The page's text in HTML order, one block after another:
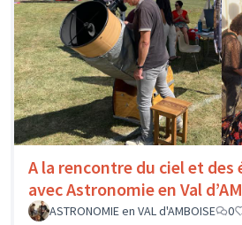
A la rencontre du ciel et des
avec Astronomie en Val
ASTRONOMIE en VAL d'AMBOISE
0